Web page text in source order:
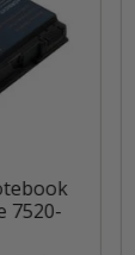
7520-